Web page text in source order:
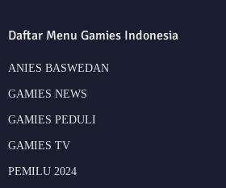
Daftar Menu Gamies Indonesia
ANIES BASWEDAN
GAMIES NEWS
GAMIES PEDULI
GAMIES TV
PEMILU 2024